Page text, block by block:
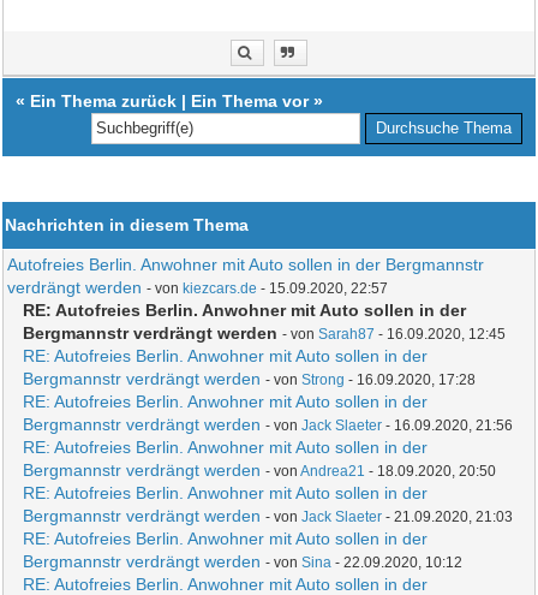
« Ein Thema zurück | Ein Thema vor»
Nachrichten in diesem Thema
Autofreies Berlin. Anwohner mit Auto sollen in der Bergmannstr
verdrängt werden - von kiezcars.de - 15.09.2020, 22:57
RE: Autofreies Berlin. Anwohner mit Auto sollen in der
Bergmannstr verdrängt werden - vonSarah87 - 16.09.2020, 12:45
RE: Autofreies Berlin. Anwohner mit Auto sollen in der
Bergmannstr verdrängt werden - vonStrong - 16.09.2020, 17:28
RE: Autofreies Berlin. Anwohner mit Auto sollen in der
Bergmannstr verdrängt werden - vonJack Slaeter - 16.09.2020, 21:56
RE: Autofreies Berlin. Anwohner mit Auto sollen in der
Bergmannstr verdrängt werden - vonAndrea21 - 18.09.2020, 20:50
RE: Autofreies Berlin. Anwohner mit Auto sollen in der
Bergmannstr verdrängt werden - vonJack Slaeter - 21.09.2020, 21:03
RE: Autofreies Berlin. Anwohner mit Auto sollen in der
Bergmannstr verdrängt werden - vonSina - 22.09.2020, 10:12
RE: Autofreies Berlin. Anwohner mit Auto sollen in der